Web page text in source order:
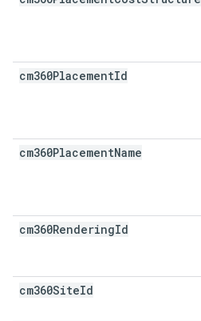
cm360PlacementId
cm360PlacementName
cm360RenderingId
cm360SiteId